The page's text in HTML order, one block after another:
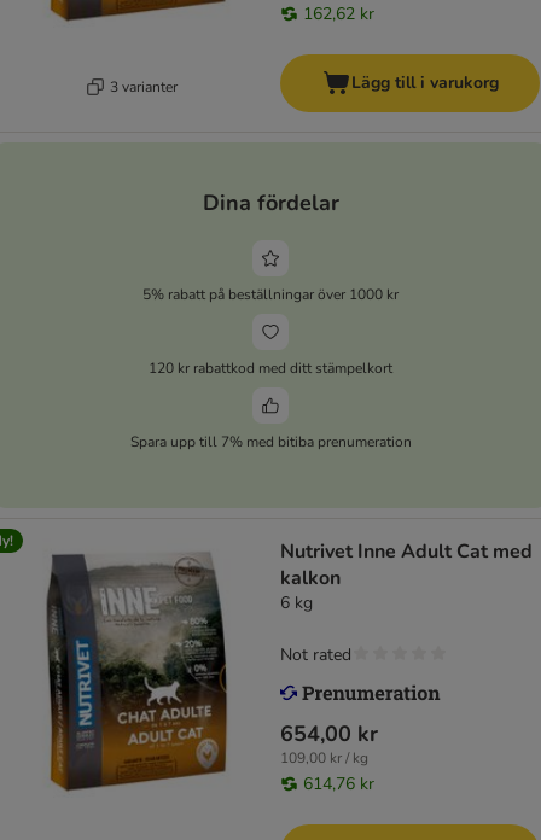
3 varianter
162,62 kr
Lägg till i varukorg
Dina fördelar
5% rabatt på beställningar över 1000 kr
120 kr rabattkod med ditt stämpelkort
Spara upp till 7% med bitiba prenumeration
Nutrivet Inne Adult Cat med
kalkon
6 kg
654,00 kr
109,00 kr / kg
614,76 kr
Not rated